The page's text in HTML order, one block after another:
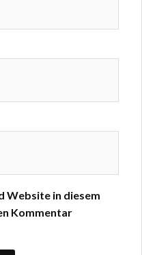
Website in diesem
Kommentar